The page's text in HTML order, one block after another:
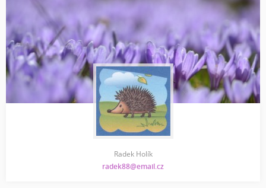
Radek Holík
radek88@email.cz